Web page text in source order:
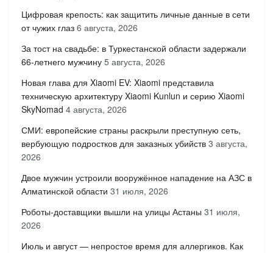
Цифровая крепость: как защитить личные данные в сети
от чужих глаз 6 августа, 2026
За тост на свадьбе: в Туркестанской области задержали
66-летнего мужчину 5 августа, 2026
Новая глава для Xiaomi EV: Xiaomi представила
техническую архитектуру Xiaomi Kunlun и серию Xiaomi
SkyNomad 4 августа, 2026
СМИ: европейские страны раскрыли преступную сеть,
вербующую подростков для заказных убийств 3 августа,
2026
Двое мужчин устроили вооружённое нападение на АЗС в
Алматинской области 31 июля, 2026
Роботы-доставщики вышли на улицы Астаны 31 июля,
2026
Июль и август — непростое время для аллергиков. Как